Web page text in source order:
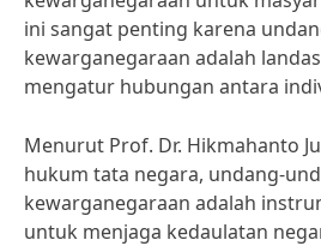
ini sangat penting karena
kewarganegaraan adalah
mengatur hubungan antara
Menurut Prof. Dr. Hikmahanto
hukum tata negara, undang-
kewarganegaraan adalah
untuk menjaga kedaulatan